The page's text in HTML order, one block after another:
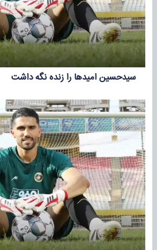
سیدحسین امیدها را زنده نگه داشت